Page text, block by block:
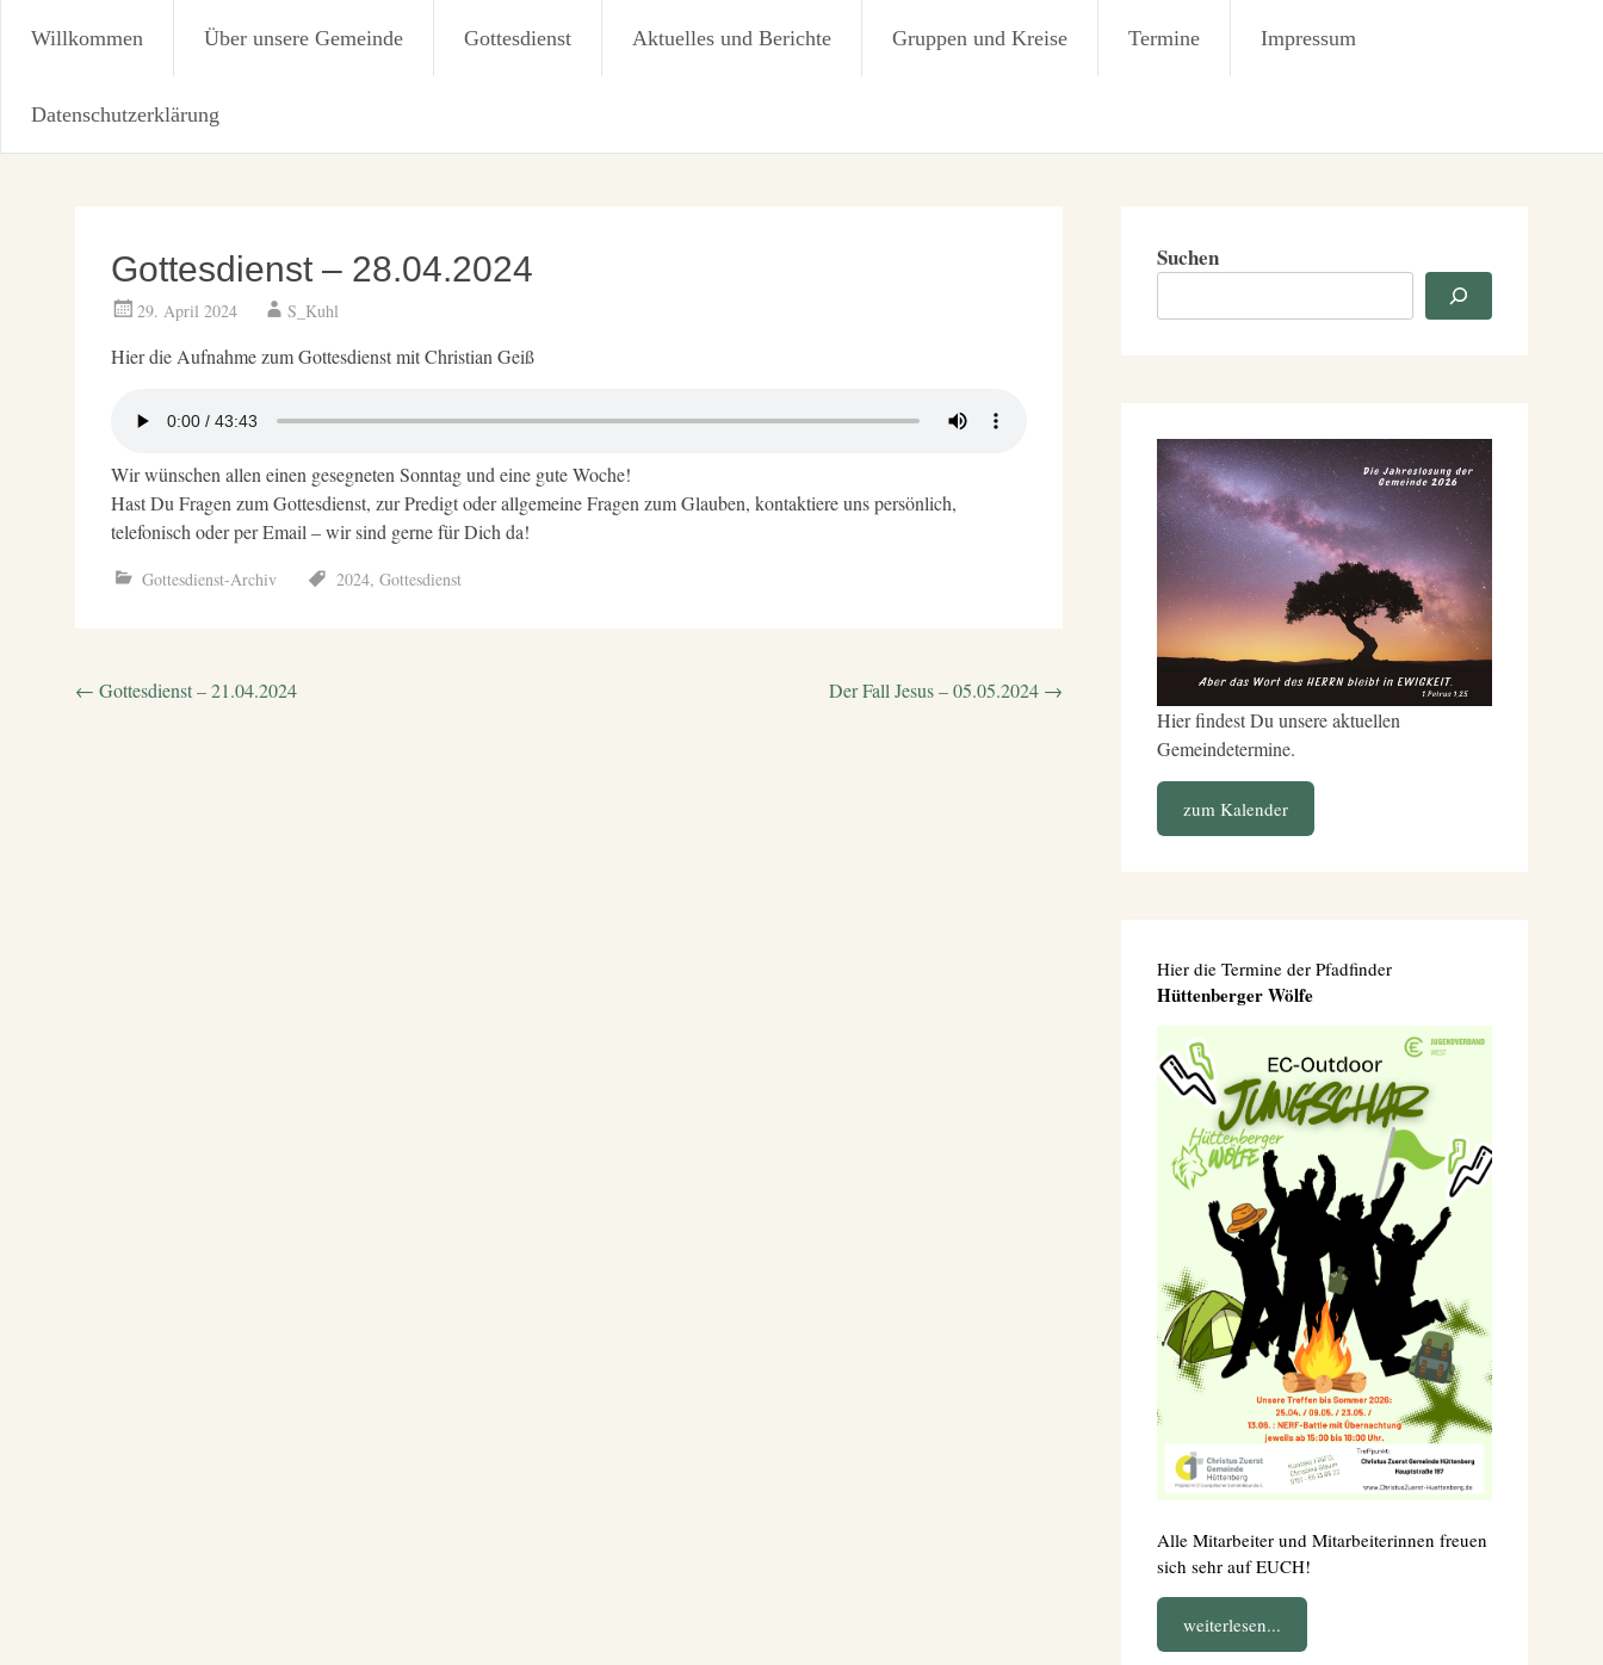
Christus Zuerst Gemeinde Hüttenberg
Willkommen Über unsere Gemeinde Gottesdienst Aktuelles und Berichte Gruppen und Kreise Termine Impressum
Datenschutzerklärung
Gottesdienst – 28.04.2024
29. April 2024 S_Kuhl
Hier die Aufnahme zum Gottesdienst mit Christian Geiß
Wir wünschen allen einen gesegneten Sonntag und eine gute Woche!
Hast Du Fragen zum Gottesdienst, zur Predigt oder allgemeine Fragen zum Glauben, kontaktiere uns persönlich,
telefonisch oder per Email – wir sind gerne für Dich da!
Gottesdienst-Archiv 2024, Gottesdienst
Beitragsnavigation
← Gottesdienst – 21.04.2024 Der Fall Jesus – 05.05.2024 →
Suchen
Hier findest Du unsere aktuellen
Gemeindetermine.
zum Kalender
Hier die Termine der Pfadfinder
Hüttenberger Wölfe
Alle Mitarbeiter und Mitarbeiterinnen freuen
sich sehr auf EUCH!
weiterlesen...